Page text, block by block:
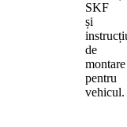
SKF
și
de
montare
pentru
vehicul.